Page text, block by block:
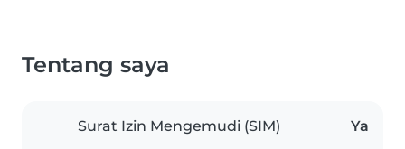
Tentang saya
Surat Izin Mengemudi (SIM) Ya